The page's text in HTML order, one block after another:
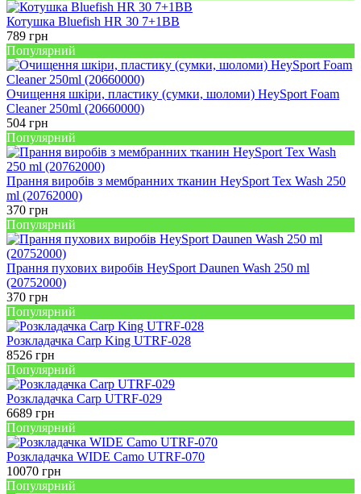
Котушка Bluefish HR 30 7+1BB
789 грн
Популярний
Очищення шкіри, пластику (сумки, шоломи) HeySport Foam
Cleaner 250ml (20660000)
504 грн
Популярний
Прання виробів з мембранних тканин HeySport Tex Wash 250
ml (20762000)
370 грн
Популярний
Прання пухових виробів HeySport Daunen Wash 250 ml
(20752000)
370 грн
Популярний
Розкладачка Carp King UTRF-028
8526 грн
Популярний
Розкладачка Carp UTRF-029
6689 грн
Популярний
Розкладачка WIDE Camo UTRF-070
10070 грн
Популярний